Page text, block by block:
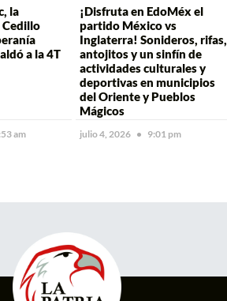
la
a la 4T
am
¡Disfruta en EdoMéx el
partido México vs
Inglaterra! Sonideros, rifas,
antojitos y un sinfín de
actividades culturales y
deportivas en municipios
del Oriente y Pueblos
Mágicos
julio 4, 2026 9:01 pm